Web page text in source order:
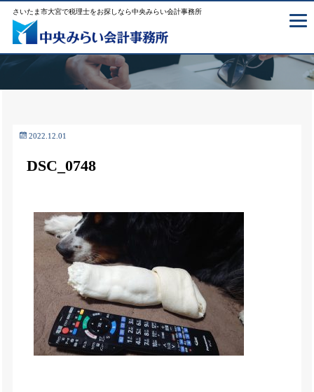
さいたま市大宮で税理士をお探しなら中央みらい会計事務所
2022.12.01
DSC_0748